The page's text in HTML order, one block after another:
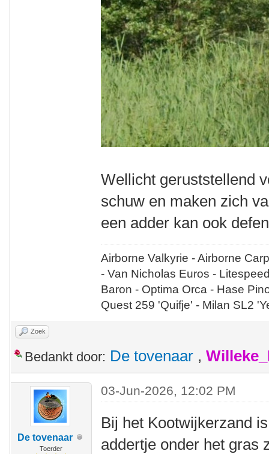
Wellicht geruststellend
schuw en maken zich
een adder kan ook
Airborne Valkyrie - Airborne
- Van Nicholas Euros -
Baron - Optima Orca - Hase
Quest 259 'Quifje' - Milan SL2
Zoek
Bedankt door: De tovenaar ,
De tovenaar
Toerder
03-Jun-2026, 12:02 PM
Bij het Kootwijkerzand
addertje onder het gras